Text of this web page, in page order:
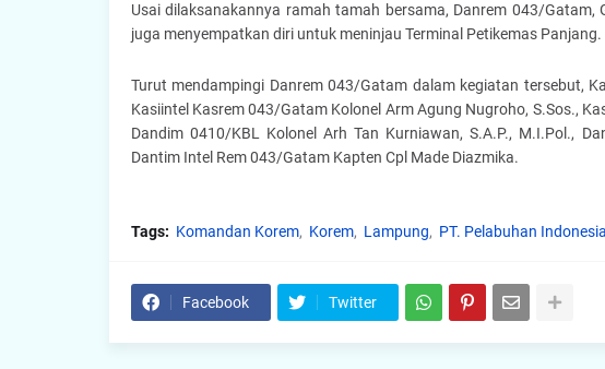
Usai dilaksanakannya ramah tamah bersama, Danrem 043/Gatam,
juga menyempatkan diri untuk meninjau Terminal Petikemas Panjang.
Turut mendampingi Danrem 043/Gatam dalam kegiatan tersebut,
Kasiintel Kasrem 043/Gatam Kolonel Arm Agung Nugroho, S.Sos.,
Dandim 0410/KBL Kolonel Arh Tan Kurniawan, S.A.P., M.I.Pol.,
Dantim Intel Rem 043/Gatam Kapten Cpl Made Diazmika.
Tags: Komandan Korem Korem Lampung PT. Pelabuhan
Facebook Twitter